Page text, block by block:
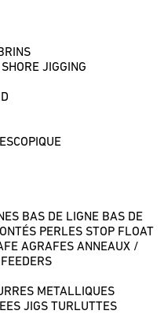
JIGGING
BAS DE LIGNE BAS DE
PERLES STOP FLOAT
AGRAFES ANNEAUX /
FEEDERS
METALLIQUES
JIGS TURLUTTES